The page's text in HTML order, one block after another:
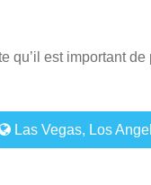
qu’il est important
Las Vegas, Los